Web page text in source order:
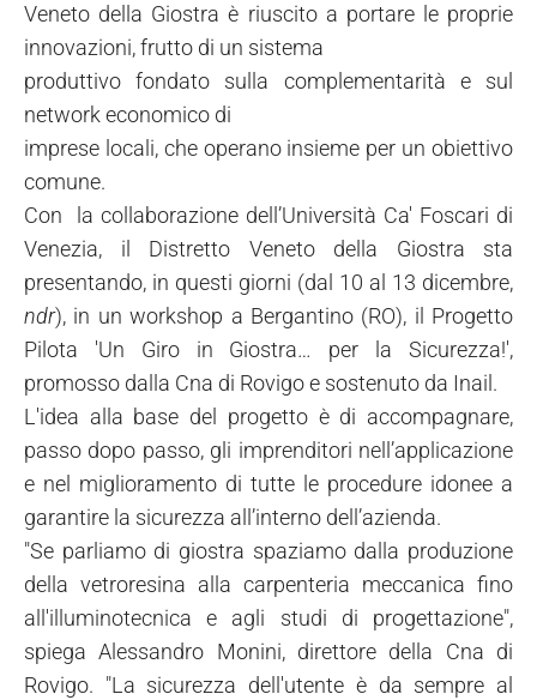
Veneto della Giostra è riuscito a portare le proprie
innovazioni, frutto di un sistema
produttivo fondato sulla complementarità e sul
network economico di
imprese locali, che operano insieme per un obiettivo
comune.
Con la collaborazione dell’Università Ca' Foscari di
Venezia, il Distretto Veneto della Giostra sta
presentando, in questi giorni (dal 10 al 13 dicembre,
ndr), in un workshop a Bergantino (RO), il Progetto
Pilota 'Un Giro in Giostra… per la Sicurezza!',
promosso dalla Cna di Rovigo e sostenuto da Inail.
L'idea alla base del progetto è di accompagnare,
passo dopo passo, gli imprenditori nell’applicazione
e nel miglioramento di tutte le procedure idonee a
garantire la sicurezza all’interno dell’azienda.
"Se parliamo di giostra spaziamo dalla produzione
della vetroresina alla carpenteria meccanica fino
all'illuminotecnica e agli studi di progettazione",
spiega Alessandro Monini, direttore della Cna di
Rovigo. "La sicurezza dell'utente è da sempre al